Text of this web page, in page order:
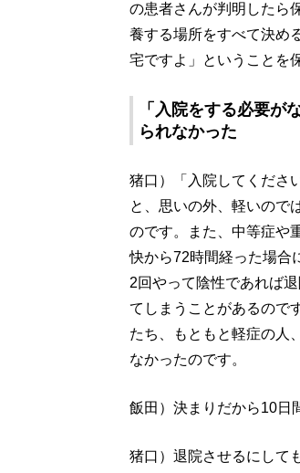
の患者さんが判明したら
養する場所をすべて決め
宅ですよ」ということを
「入院をする必要が
られなかった
猪口）「入院してくださ
と、思いの外、軽いので
のです。また、中等症や
快から72時間経った場合
2回やって陰性であれば
てしまうことがあるので
たち、もともと軽症の人
なかったのです。
飯田）決まりだから10日
猪口）退院させるにして